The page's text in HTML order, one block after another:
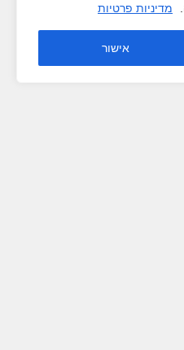
מדיניות פרטיות
אישור